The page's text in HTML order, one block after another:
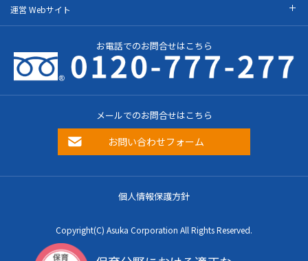
運営 Webサイト
お電話でのお問合せはこちら
メールでのお問合せはこちら
お問い合わせフォーム
個人情報保護方針
Copyright(C) Asuka Corporation All Rights Reserved.